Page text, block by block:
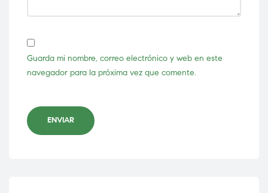
Guarda mi nombre, correo electrónico y web en este
navegador para la próxima vez que comente.
ENVIAR